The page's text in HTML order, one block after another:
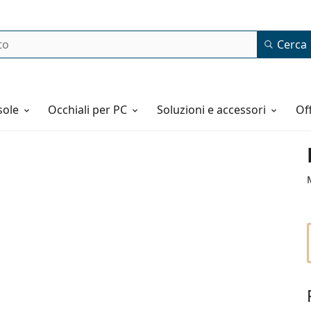
Cerca
Occhiali per PC Soluzioni e accessori